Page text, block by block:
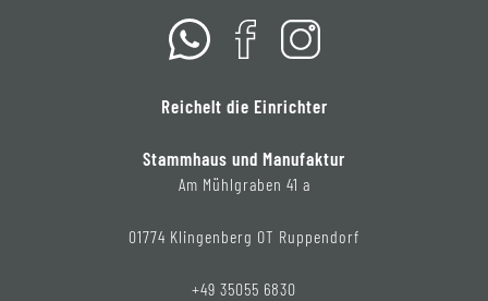
Reichelt die Einrichter
Stammhaus und Manufaktur
Am Mühlgraben 41 a
01774 Klingenberg OT Ruppendorf
+49 35055 6830